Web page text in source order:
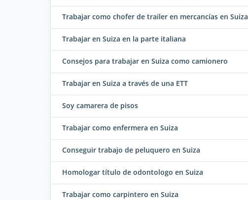
Trabajar como chofer de trailer en mercancías en Suiza
Trabajar en Suiza en la parte italiana
Consejos para trabajar en Suiza como camionero
Trabajar en Suiza a través de una ETT
Soy camarera de pisos
Trabajar como enfermera en Suiza
Conseguir trabajo de peluquero en Suiza
Homologar título de odontologo en Suiza
Trabajar como carpintero en Suiza